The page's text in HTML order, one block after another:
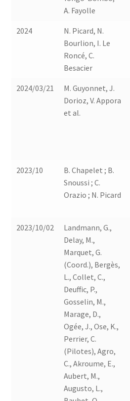
A. Fayolle
2024
N. Picard, N.
Bourlion, I. Le
Roncé, C.
Besacier
2024/03/21
M. Guyonnet, J.
Dorioz, V. Appora
et al.
2023/10
B. Chapelet ; B.
Snoussi ; C.
Orazio ; N. Picard
2023/10/02
Landmann, G.,
Delay, M.,
Marquet, G.
(Coord.), Bergès,
L., Collet, C.,
Deuffic, P.,
Gosselin, M.,
Marage, D.,
Ogée, J., Ose, K.,
Perrier, C.
(Pilotes), Agro,
C., Akroume, E.,
Aubert, M.,
Augusto, L.,